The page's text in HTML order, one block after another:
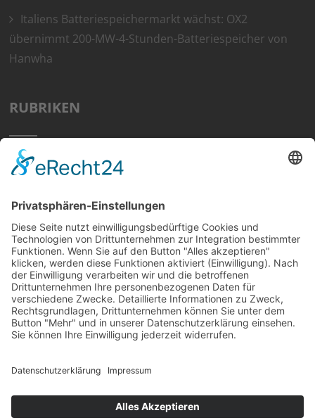
Italiens Batteriespeichermarkt wächst: OX2
übernimmt 200-MW-4-Stunden-Batteriespeicher von
Hanwha
RUBRIKEN
Home
Tipps
Wissen
Strom Top30
F&A
News